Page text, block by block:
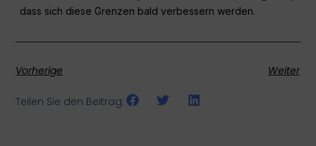
dass sich diese Grenzen bald verbessern werden.
Vorherige Weiter
Teilen Sie den Beitrag: